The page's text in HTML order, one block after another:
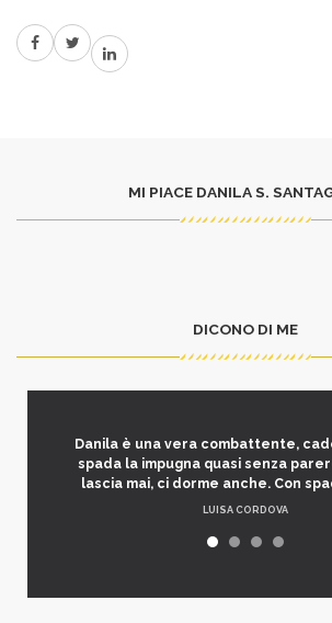
MI PIACE DANILA S.
DICONO DI ME
Danila è una vera combattente,
spada la impugna quasi senza
lascia mai, ci dorme anche. Con
LUISA CORDOVA